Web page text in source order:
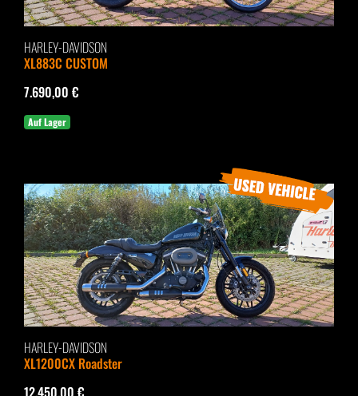
HARLEY-DAVIDSON
XL883C CUSTOM
7.690,00 €
Auf Lager
HARLEY-DAVIDSON
XL1200CX Roadster
12.450,00 €